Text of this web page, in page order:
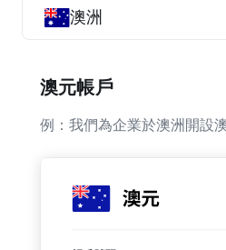
澳洲
澳元帳戶
例：我們為企業於澳洲開設